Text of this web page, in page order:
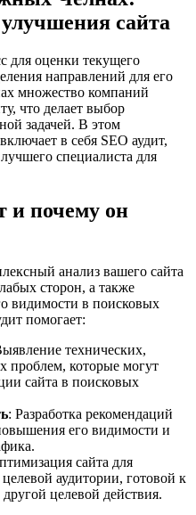
сайта
для оценки текущего
направлений для его
множество компаний
что делает выбор
задачей. В этом
в себя SEO аудит,
специалиста для
и почему он
анализ вашего сайта
сторон, а также
видимости в поисковых
помогает:
технических,
проблем, которые могут
сайта в поисковых
: Разработка рекомендаций
его видимости и
сайта для
аудитории, готовой к
целевой действия.